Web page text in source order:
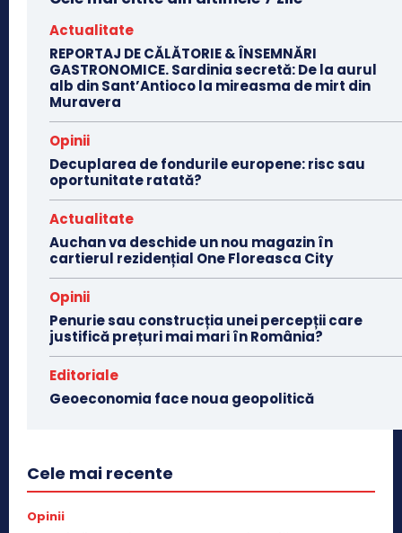
Actualitate
REPORTAJ DE CĂLĂTORIE & ÎNSEMNĂRI
GASTRONOMICE. Sardinia secretă: De la aurul
alb din Sant’Antioco la mireasma de mirt din
Muravera
Opinii
Decuplarea de fondurile europene: risc sau
oportunitate ratată?
Actualitate
Auchan va deschide un nou magazin în
cartierul rezidențial One Floreasca City
Opinii
Penurie sau construcția unei percepții care
justifică prețuri mai mari în România?
Editoriale
Geoeconomia face noua geopolitică
Cele mai recente
Opinii